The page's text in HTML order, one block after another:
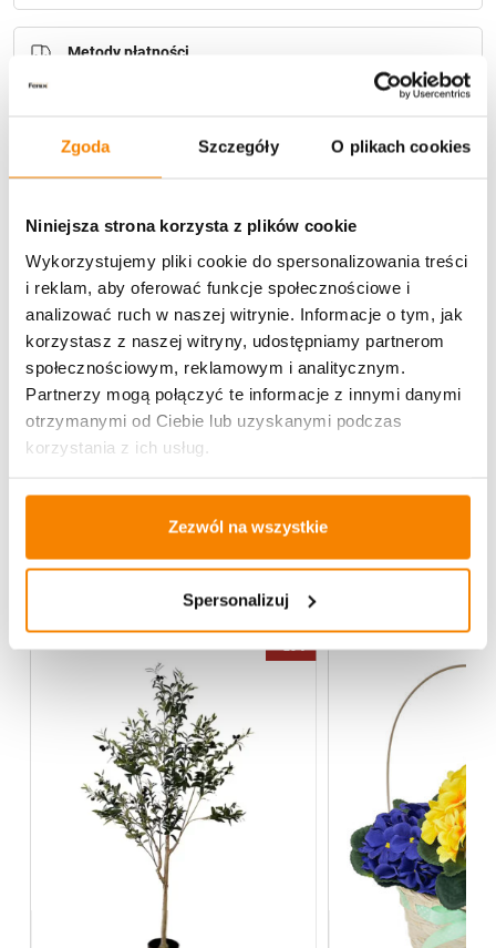
Zgoda Szczegóły O plikach cookies
Niniejsza strona korzysta z plików cookie
Wykorzystujemy pliki cookie do spersonalizowania treści
i reklam, aby oferować funkcje społecznościowe i
analizować ruch w naszej witrynie. Informacje o tym, jak
korzystasz z naszej witryny, udostępniamy partnerom
społecznościowym, reklamowym i analitycznym.
Partnerzy mogą połączyć te informacje z innymi danymi
otrzymanymi od Ciebie lub uzyskanymi podczas
korzystania z ich usług.
Zezwól na wszystkie
Spersonalizuj
hurtowniiPrzejdź do hurtowni B2B
Metody płatności
Opis produktu
Specyfikacja
Więcej z kategorii Kwiaty sztuczne
-20%